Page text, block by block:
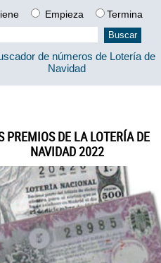
Empieza Termina
de números de Lotería de
Navidad
PREMIOS DE LA LOTERÍA DE
NAVIDAD 2022